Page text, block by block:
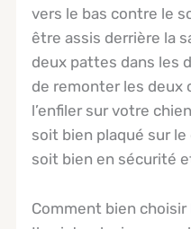
vers le bas contre le
être assis derrière la
deux pattes dans les
de remonter les deux
l’enfiler sur votre
soit bien plaqué sur le
soit bien en sécurité
Comment bien choisir